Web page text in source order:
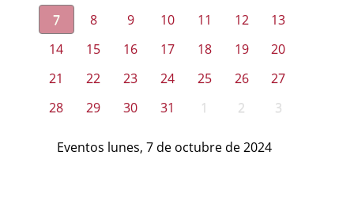
7
8 9 10 11 12
13
14
15 16 17 18 19
20
21
22 23 24 25 26
27
28
29 30 31 1 2 3
Eventos lunes, 7 de octubre de 2024